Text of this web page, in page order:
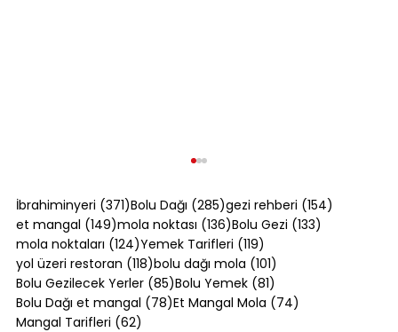
İbrahiminyeri (371)371 yazı
Bolu Dağı (285)285 yazı
gezi rehberi (154)
et mangal (149)149 yazı
mola noktası (136)136 yazı
Bolu Gezi (133)
mola noktaları (124)124 yazı
Yemek Tarifleri (119)
yol üzeri restoran (118)118 yazı
bolu dağı mola (101)
Bolu Gezilecek Yerler (85)85 yazı
Bolu Yemek (81)
Bolu Dağı et mangal (78)78 yazı
Et Mangal Mola (74)
Mangal Tarifleri (62)